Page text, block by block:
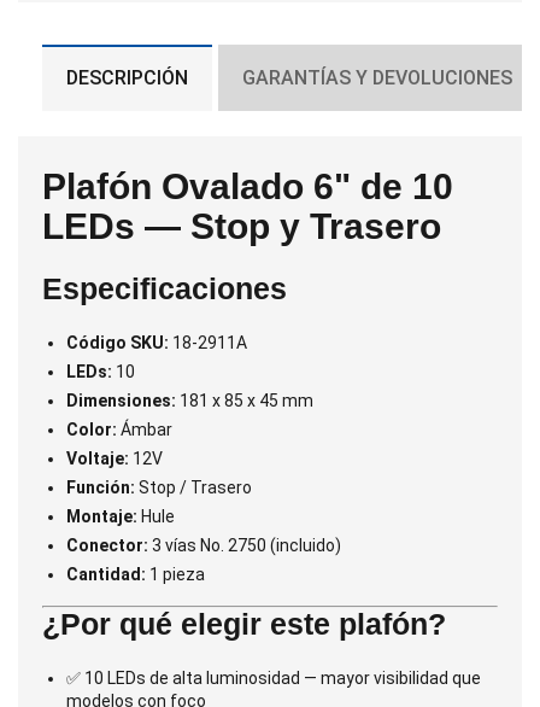
DESCRIPCIÓN GARANTÍAS Y DEVOLUCIONES
Plafón Ovalado 6" de 10
LEDs — Stop y Trasero
Especificaciones
Código SKU: 18-2911A
LEDs: 10
Dimensiones: 181 x 85 x 45 mm
Color: Ámbar
Voltaje: 12V
Función: Stop / Trasero
Montaje: Hule
Conector: 3 vías No. 2750 (incluido)
Cantidad: 1 pieza
¿Por qué elegir este plafón?
✅ 10 LEDs de alta luminosidad — mayor visibilidad que
modelos con foco